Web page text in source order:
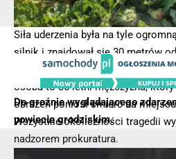
Siła uderzenia była na tyle
silnik i znajdował się 30 metrów
Samochodem osobowym marki
osoba to 36-letni mężczyzna,
obrażeń poniósł śmierć na
Wszystkie okoliczności tragedii
nadzorem prokuratura.
Do groźnie wyglądającego
powiecie grodziskim.